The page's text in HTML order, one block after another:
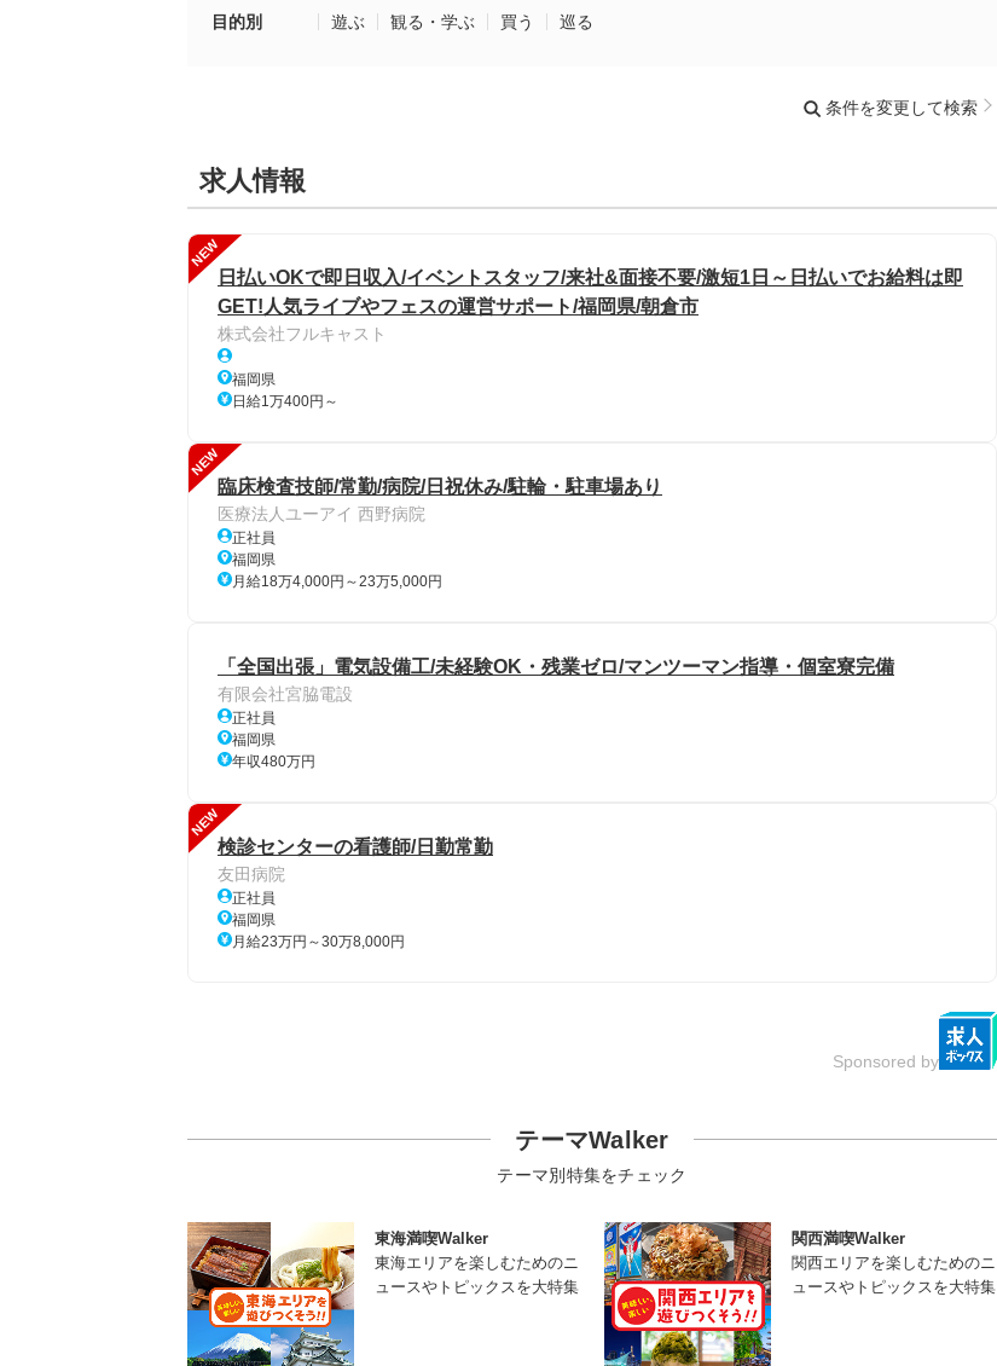
目的別 遊ぶ 観る・学ぶ 買う 巡る
条件を変更して検索
求人情報
NEW
日払いOKで即日収入/イベントスタッフ/来社&面接不要/激短1日～日払いでお給料は即
GET!人気ライブやフェスの運営サポート/福岡県/朝倉市
株式会社フルキャスト
福岡県
日給1万400円～
NEW
臨床検査技師/常勤/病院/日祝休み/駐輪・駐車場あり
医療法人ユーアイ 西野病院
正社員
福岡県
月給18万4,000円～23万5,000円
「全国出張」電気設備工/未経験OK・残業ゼロ/マンツーマン指導・個室寮完備
有限会社宮脇電設
正社員
福岡県
年収480万円
NEW
検診センターの看護師/日勤常勤
友田病院
正社員
福岡県
月給23万円～30万8,000円
Sponsored by
テーマWalker
テーマ別特集をチェック
東海満喫Walker
東海エリアを楽しむためのニ
ュースやトピックスを大特集
関西満喫Walker
関西エリアを楽しむためのニ
ュースやトピックスを大特集